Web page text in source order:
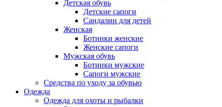
Детская обувь
Детские сапоги
Сандалии для детей
Женская
Ботинки женские
Женские сапоги
Мужская обувь
Ботинки мужские
Сапоги мужские
Средства по уходу за обувью
Одежда
Одежда для охоты и рыбалки